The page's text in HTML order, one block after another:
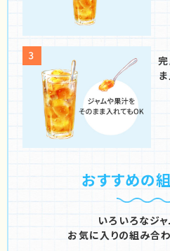
おすすめの
いろいろなジ
お気に入りの組み合